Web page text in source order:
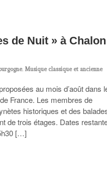
de Nuit » à Chalon
, Musique classique et ancienne
au mois d’août dans
France. Les membres de
historiques et des
de trois étages. Dates
[…]